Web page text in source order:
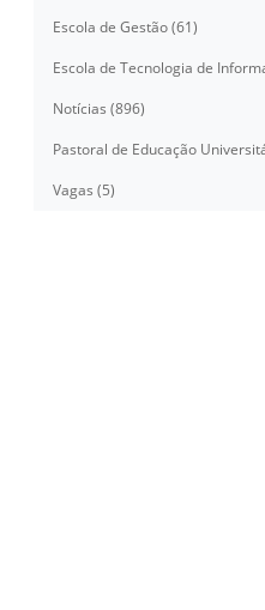
Escola de Gestão (61)
Escola de Tecnologia de
Notícias (896)
Pastoral de Educação
Vagas (5)